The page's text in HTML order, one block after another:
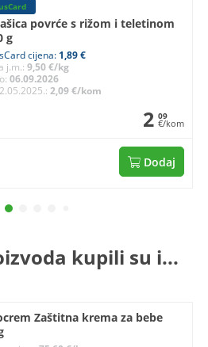
povrće s rižom i teletinom
g
cijena: 1,89 €
j.m.:9,50 €/kg
06.09.2026
2,09 €/kom
2 09
€/kom
Dodaj
kupili su i...
Zaštitna krema za bebe